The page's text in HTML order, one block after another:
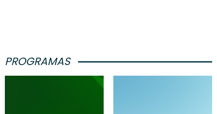
PROGRAMAS